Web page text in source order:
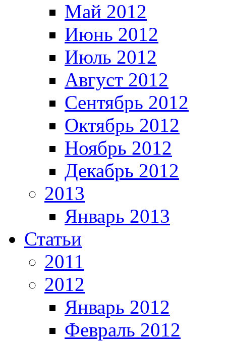
Май 2012
Июнь 2012
Июль 2012
Август 2012
Сентябрь 2012
Октябрь 2012
Ноябрь 2012
Декабрь 2012
2013
Январь 2013
Статьи
2011
2012
Январь 2012
Февраль 2012